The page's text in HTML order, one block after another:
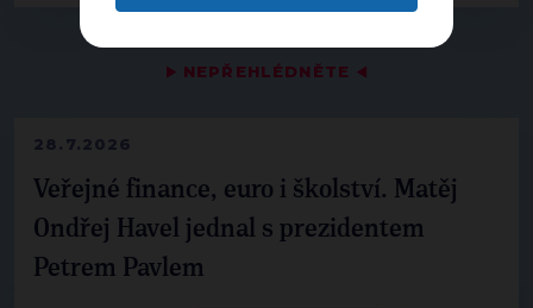
▶ NEPŘEHLÉDNĚTE ◀
28.7.2026
Veřejné finance, euro i školství. Matěj
Ondřej Havel jednal s prezidentem
Petrem Pavlem